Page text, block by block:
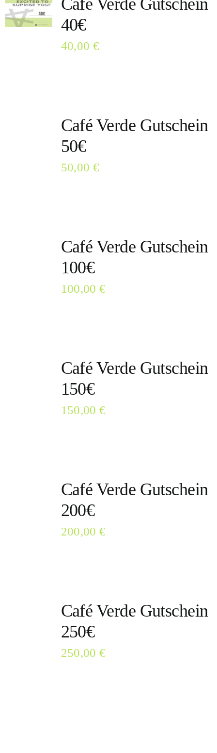
40€
40,00 €
Café Verde Gutschein
50€
50,00 €
Café Verde Gutschein
100€
100,00€
Café Verde Gutschein
150€
150,00€
Café Verde Gutschein
200€
200,00€
Café Verde Gutschein
250€
250,00€